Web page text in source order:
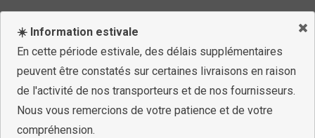
☀️ Information estivale
En cette période estivale, des délais supplémentaires
peuvent être constatés sur certaines livraisons en raison
de l'activité de nos transporteurs et de nos fournisseurs.
Nous vous remercions de votre patience et de votre
compréhension.